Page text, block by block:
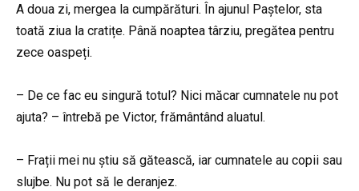
A doua zi, mergea la cumpărături. În ajunul Paștelor, sta
toată ziua la cratițe. Până noaptea târziu, pregătea pentru
zece oaspeți.
– De ce fac eu singură totul? Nici măcar cumnatele nu pot
ajuta? – întrebă pe Victor, frământând aluatul.
– Frații mei nu știu să gătească, iar cumnatele au copii sau
slujbe. Nu pot să le deranjez.